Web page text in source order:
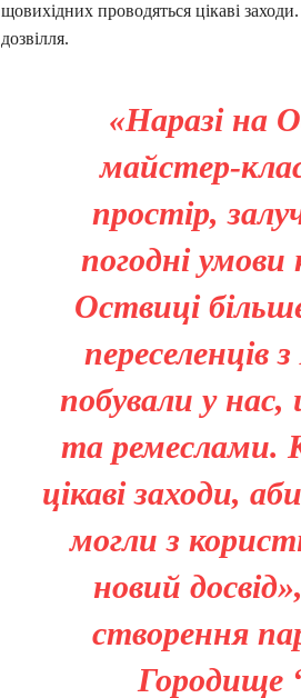
щовихідних проводяться цікаві
дозвілля.
«Наразі на
майстер-
простір,
погодні умови
Оствиці
переселенців
побували у
та ремеслами.
цікаві заходи,
могли з
новий
створення
Городище